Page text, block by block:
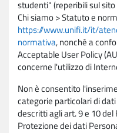
studenti" (reperibili sul
Chi siamo > Statuto e
https://www.unifi.it/it/
normativa, nonché a
Acceptable User Policy
concerne l'utilizzo di
Non è consentito
categorie particolari di
descritti agli art. 9 e 10
Protezione dei dati